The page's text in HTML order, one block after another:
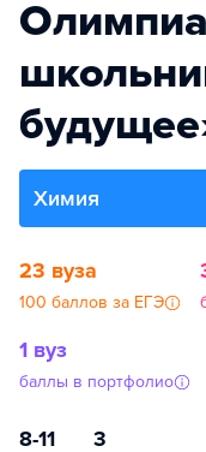
Химия
23 вуза
100 баллов за ЕГЭ
1 вуз
баллы в портфолио
8-11 3